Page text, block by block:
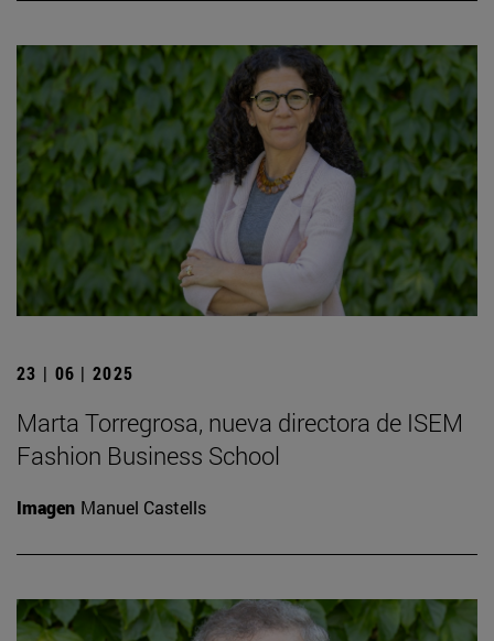
23 | 06 | 2025
Marta Torregrosa, nueva directora de ISEM
Fashion Business School
Imagen Manuel Castells